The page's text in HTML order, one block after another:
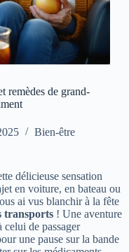
remèdes de grand-
Bien-être
délicieuse sensation
en voiture, en bateau ou
ai vus blanchir à la fête
transports ! Une aventure
celui de passager
une pause sur la bande